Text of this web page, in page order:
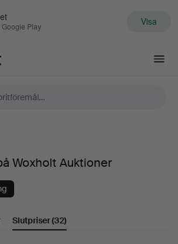
Google Play Visa
Woxholt Auktioner
Slutpriser(32)